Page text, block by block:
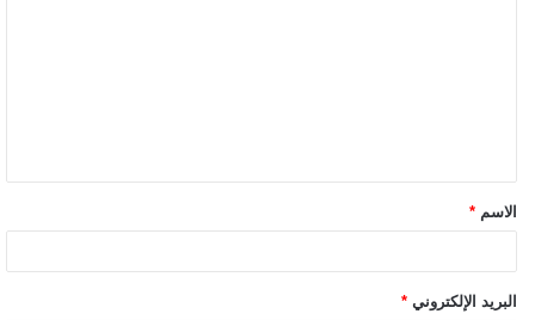
الاسم *
البريد الإلكتروني *